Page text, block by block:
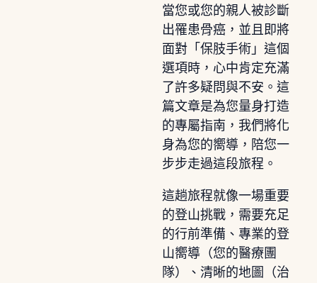
當您或您的親人被診斷
出罹患骨癌，並且即將
面對「保肢手術」這個
選項時，心中肯定充滿
了許多疑問與不安。這
篇文章是為您量身打造
的專屬指南，我們將化
身為您的嚮導，陪您一
步步走過這段旅程。
這趟旅程就像一場重要
的登山挑戰，需要充足
的行前準備、專業的登
山嚮導（您的醫療團
隊）、清晰的地圖（治